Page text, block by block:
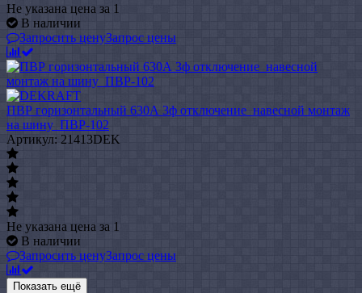
Не указана цена за 1
В наличии
Запросить ценуЗапрос цены
ПВР горизонтальный 630А 3ф отключение_навесной монтаж
на шину_ПВР-102
Артикул: 21413DEK
Не указана цена за 1
В наличии
Запросить ценуЗапрос цены
Показать ещё